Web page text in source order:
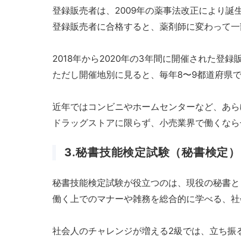
登録販売者は、2009年の薬事法改正により誕
登録販売者に合格すると、薬剤師に変わって
2018年から2020年の3年間に開催された登録
ただし開催地別に見ると、毎年8〜9都道府県
近年ではコンビニやホームセンターなど、あ
ドラッグストアに限らず、小売業界で働くな
3.秘書技能検定試験（秘書検定）
秘書技能検定試験が役立つのは、現役の秘書
働く上でのマナーや雑務を総合的に学べる、
社会人のチャレンジが増える2級では、立ち振